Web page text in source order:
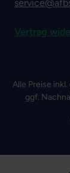
Vertrag
Alle Preise
ggf.